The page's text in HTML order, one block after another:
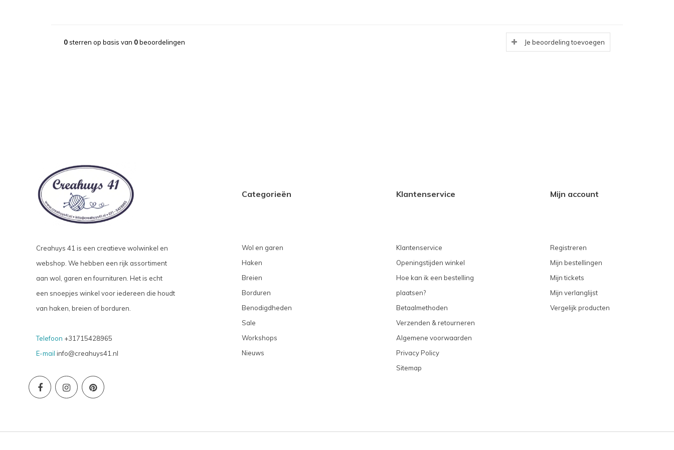
0sterren op basis van 0beoordelingen Je beoordeling toevoegen
Creahuys 41 is een creatieve wolwinkel en
webshop. We hebben een rijk assortiment
aan wol, garen en fournituren. Het is echt
een snoepjes winkel voor iedereen die houdt
van haken, breien of borduren.
Telefoon +31715428965
E-mail info@creahuys41.nl
Categorieën
Wol en garen
Haken
Breien
Borduren
Benodigdheden
Sale
Workshops
Nieuws
Klantenservice
Klantenservice
Openingstijden winkel
Hoe kan ik een bestelling
plaatsen?
Betaalmethoden
Verzenden & retourneren
Algemene voorwaarden
Privacy Policy
Sitemap
Mijn account
Registreren
Mijn bestellingen
Mijn tickets
Mijn verlanglijst
Vergelijk producten